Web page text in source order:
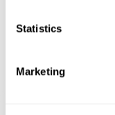
Statistics
Marketing